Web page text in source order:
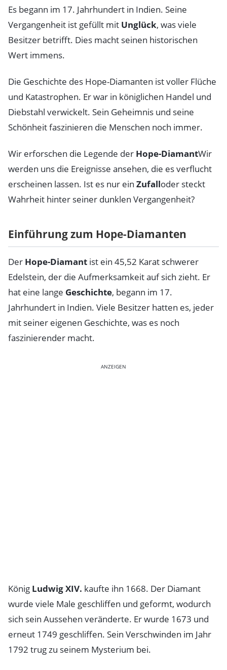
Es begann im 17. Jahrhundert in Indien. Seine
Vergangenheit ist gefüllt mit Unglück, was viele
Besitzer betrifft. Dies macht seinen historischen
Wert immens.
Die Geschichte des Hope-Diamanten ist voller Flüche
und Katastrophen. Er war in königlichen Handel und
Diebstahl verwickelt. Sein Geheimnis und seine
Schönheit faszinieren die Menschen noch immer.
Wir erforschen die Legende der Hope-DiamantWir
werden uns die Ereignisse ansehen, die es verflucht
erscheinen lassen. Ist es nur ein Zufalloder steckt
Wahrheit hinter seiner dunklen Vergangenheit?
Einführung zum Hope-Diamanten
Der Hope-Diamant ist ein 45,52 Karat schwerer
Edelstein, der die Aufmerksamkeit auf sich zieht. Er
hat eine lange Geschichte, begann im 17.
Jahrhundert in Indien. Viele Besitzer hatten es, jeder
mit seiner eigenen Geschichte, was es noch
faszinierender macht.
ANZEIGEN
König Ludwig XIV. kaufte ihn 1668. Der Diamant
wurde viele Male geschliffen und geformt, wodurch
sich sein Aussehen veränderte. Er wurde 1673 und
erneut 1749 geschliffen. Sein Verschwinden im Jahr
1792 trug zu seinem Mysterium bei.